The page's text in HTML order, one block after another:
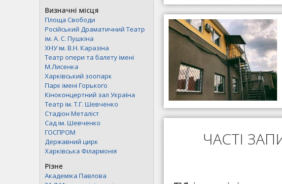
Визначні місця
Площа Свободи
Російський Драматичний Театр
ім. А. C. Пушкіна
ХНУ ім. В.Н. Каразіна
Театр опери та балету імені
М.Лисенка
Харківський зоопарк
Парк імені Горького
Кіноконцертний зал Україна
Театр ім. Т.Г. Шевченко
Стадіон Металіст
Сад ім. Шевченко
ГОСПРОМ
Державний цирк
Харківська Філармонія
Різне
Академіка Павлова
ЧАСТІ